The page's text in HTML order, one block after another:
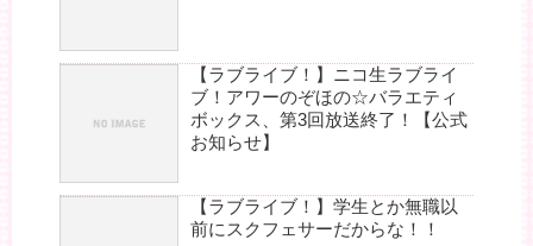
【ラブライブ！】ニコ生ラブライ
ブ！アワーのぞほの☆バラエティ
ボックス、第3回放送終了！【公式
お知らせ】
【ラブライブ！】学生とか無職以
前にスクフェサーだからな！！